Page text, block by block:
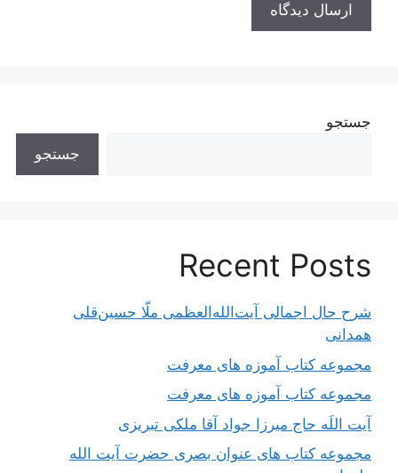
جستجو
جستجو
Recent Posts
شرح حال اجمالی آیت‌الله‌العظمی ملّا حسین‌قلی
همدانی
مجموعه کتاب آموزه های معرفت
مجموعه کتاب آموزه های معرفت
آیت اللَه حاج میرزا جواد آقا ملکی تبریزی
مجموعه کتاب های عنوان بصری حضرت آیت الله